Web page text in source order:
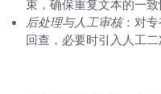
束，确保重复文本的一致
后处理与人工审核：对
回查，必要时引入人工二